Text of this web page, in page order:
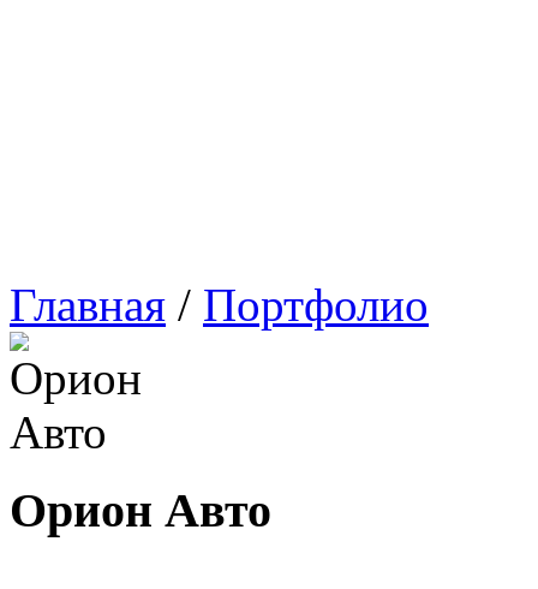
Главная / Портфолио
Орион Авто